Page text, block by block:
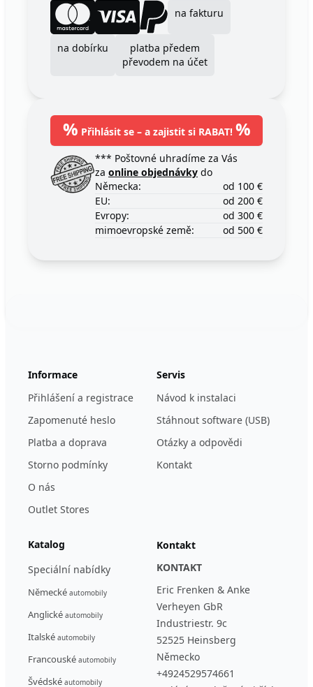
na fakturu
na dobírku
platba předem
převodem na účet
% Přihlásit se – a zajistit si RABAT! %
*** Poštovné uhradíme za Vás
za online objednávky do
Německa:
od 100 €
EU:
od 200 €
Evropy:
od 300 €
mimoevropské země:
od 500 €
Informace
Přihlášení a registrace
Zapomenuté heslo
Platba a doprava
Storno podmínky
O nás
Outlet Stores
Servis
Návod k instalaci
Stáhnout software (USB)
Otázky a odpovědi
Kontakt
Katalog
Speciální nabídky
Německé automobily
Anglické automobily
Italské automobily
Francouské automobily
Švédské automobily
Kontakt
KONTAKT
Eric Frenken & Anke
Verheyen GbR
Industriestr. 9c
52525 Heinsberg
Německo
+4924529574661